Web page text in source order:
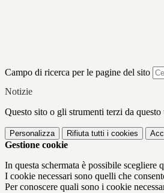
Campo di ricerca per le pagine del sito
Notizie
Questo sito o gli strumenti terzi da
Personalizza Rifiuta tutti i cookies
Gestione cookie
In questa schermata è possibile scegliere
I cookie necessari sono quelli che
Per conoscere quali sono i cookie